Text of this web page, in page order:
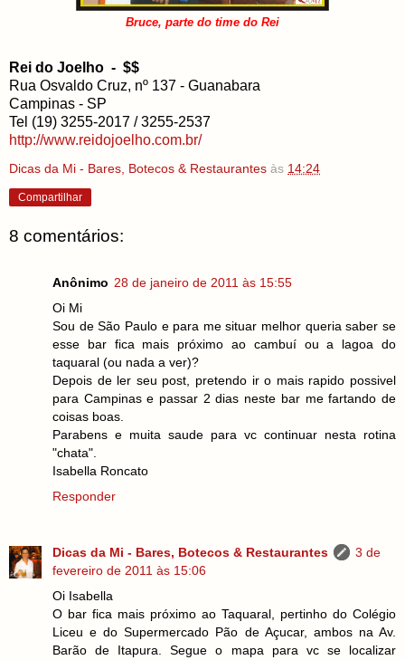
Bruce, parte do time do Rei
Rei do Joelho - $$
Rua Osvaldo Cruz, nº 137 - Guanabara
Campinas - SP
Tel (19) 3255-2017 / 3255-2537
http://www.reidojoelho.com.br/
Dicas da Mi - Bares, Botecos & Restaurantes às 14:24
Compartilhar
8 comentários:
Anônimo 28 de janeiro de 2011 às 15:55
Oi Mi
Sou de São Paulo e para me situar melhor queria saber se
esse bar fica mais próximo ao cambuí ou a lagoa do
taquaral (ou nada a ver)?
Depois de ler seu post, pretendo ir o mais rapido possivel
para Campinas e passar 2 dias neste bar me fartando de
coisas boas.
Parabens e muita saude para vc continuar nesta rotina
"chata".
Isabella Roncato
Responder
Dicas da Mi - Bares, Botecos & Restaurantes
3 de
fevereiro de 2011 às 15:06
Oi Isabella
O bar fica mais próximo ao Taquaral, pertinho do Colégio
Liceu e do Supermercado Pão de Açucar, ambos na Av.
Barão de Itapura. Segue o mapa para vc se localizar